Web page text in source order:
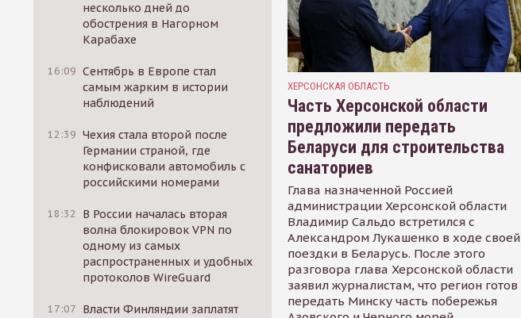
несколько дней до
обострения в Нагорном
Карабахе
16:09 Сентябрь в Европе стал
самым жарким в истории
наблюдений
12:39 Чехия стала второй после
Германии страной, где
конфисковали автомобиль с
российскими номерами
18:32
В России началась вторая
волна блокировок VPN по
одному из самых
распространенных и удобных
протоколов WireGuard
17:07 Власти Финляндии заплатят
ХЕРСОНСКАЯ ОБЛАСТЬ
Часть Херсонской области
предложили передать
Беларуси для строительства
санаториев
Глава назначенной Россией
администрации Херсонской области
Владимир Сальдо встретился с
Александром Лукашенко в ходе своей
поездки в Беларусь. После этого
разговора глава Херсонской области
заявил журналистам, что регион готов
передать Минску часть побережья